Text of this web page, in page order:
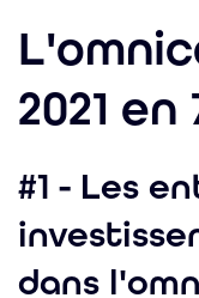
2021
#1 - Les
dans